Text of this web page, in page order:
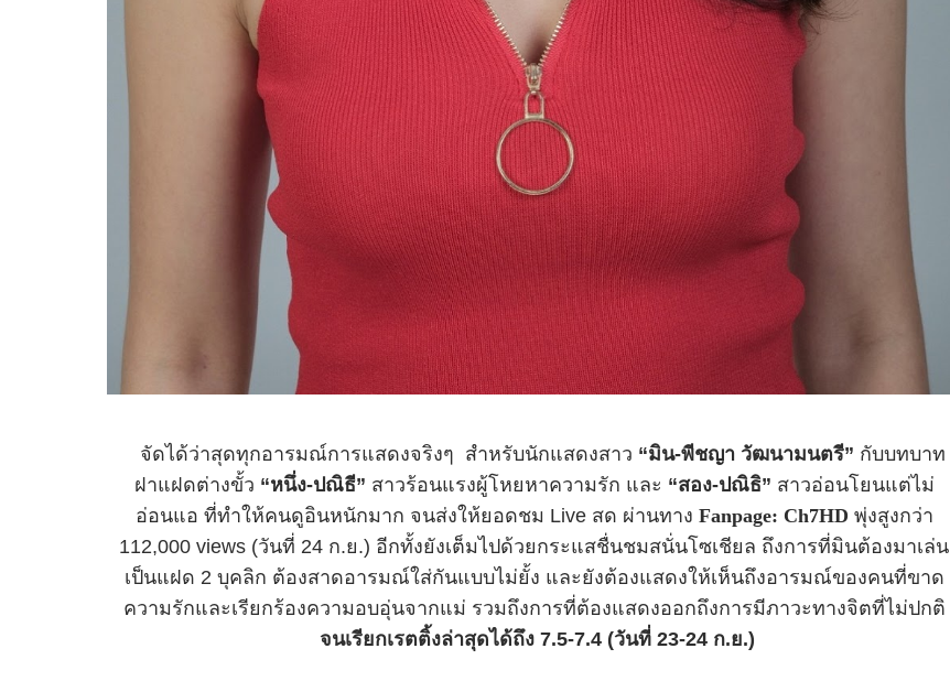
จัดได้ว่าสุดทุกอารมณ์การแสดงจริงๆ สำหรับนักแสดงสาว “มิน-พีชญา วัฒนามนตรี” กับบทบาท
ฝาแฝดต่างขั้ว “หนึ่ง-ปณิธี” สาวร้อนแรงผู้โหยหาความรัก และ “สอง-ปณิธิ” สาวอ่อนโยนแต่ไม่
อ่อนแอ ที่ทำให้คนดูอินหนักมาก จนส่งให้ยอดชม Live สด ผ่านทาง Fanpage: Ch7HD พุ่งสูงกว่า
112,000views (วันที่ 24 ก.ย.) อีกทั้งยังเต็มไปด้วยกระแสชื่นชมสนั่นโซเชียล ถึงการที่มินต้องมาเล่น
เป็นแฝด 2 บุคลิก ต้องสาดอารมณ์ใส่กันแบบไม่ยั้ง และยังต้องแสดงให้เห็นถึงอารมณ์ของคนที่ขาด
ความรักและเรียกร้องความอบอุ่นจากแม่ รวมถึงการที่ต้องแสดงออกถึงการมีภาวะทางจิตที่ไม่ปกติ
จนเรียกเรตติ้งล่าสุดได้ถึง 7.5-7.4 (วันที่ 23-24 ก.ย.)